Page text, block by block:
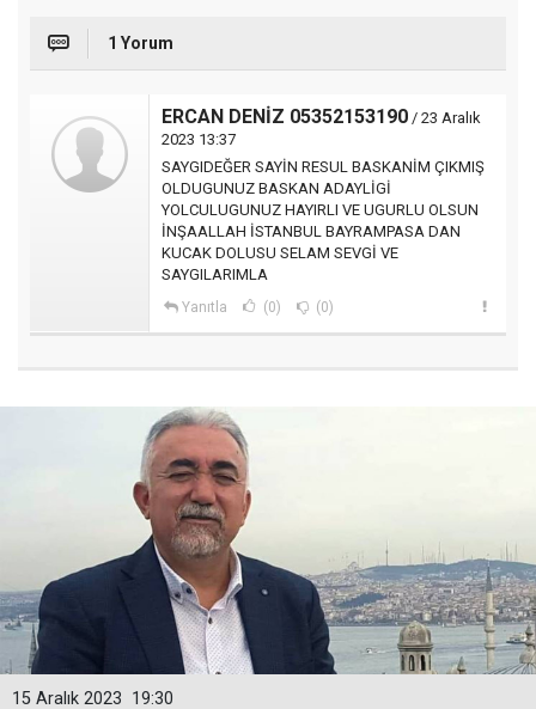
1 Yorum
ERCAN DENİZ 05352153190 / 23 Aralık
2023 13:37
SAYGIDEĞER SAYİN RESUL BASKANİM ÇIKMIŞ
OLDUGUNUZ BASKAN ADAYLİGİ
YOLCULUGUNUZ HAYIRLI VE UGURLU OLSUN
İNŞAALLAH İSTANBUL BAYRAMPASA DAN
KUCAK DOLUSU SELAM SEVGİ VE
SAYGILARIMLA
Yanıtla (0) (0)
19:30
15 Aralık 2023